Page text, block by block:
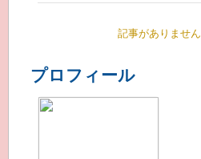
記事がありません
プロフィール